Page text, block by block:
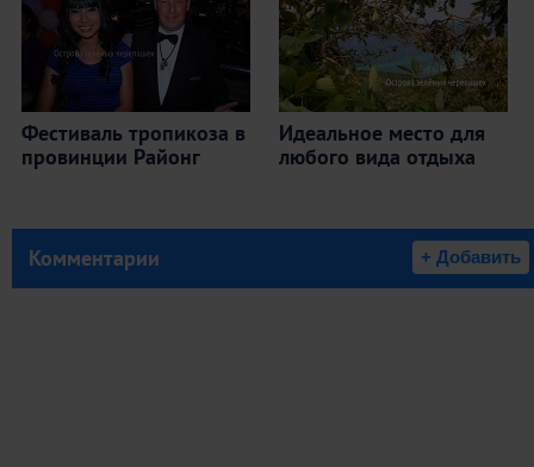
Фестиваль тропикоза в
провинции Районг
Идеальное место для
любого вида отдыха
Комментарии + Добавить